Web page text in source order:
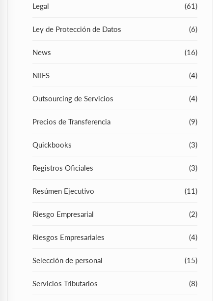
Legal (61)
Ley de Protección de Datos (6)
News (16)
NIIFS (4)
Outsourcing de Servicios (4)
Precios de Transferencia (9)
Quickbooks (3)
Registros Oficiales (3)
Resúmen Ejecutivo (11)
Riesgo Empresarial (2)
Riesgos Empresariales (4)
Selección de personal (15)
Servicios Tributarios (8)